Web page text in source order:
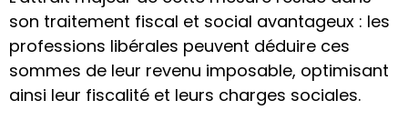
son traitement fiscal et social avantageux : les
professions libérales peuvent déduire ces
sommes de leur revenu imposable, optimisant
ainsi leur fiscalité et leurs charges sociales.